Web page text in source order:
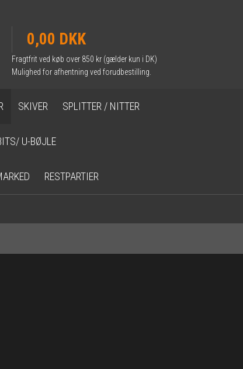
0,00 DKK
Fragtfrit ved køb over 850 kr (gælder kun i DK)
Mulighed for afhentning ved forudbestilling.
SKIVER SPLITTER / NITTER
U-BØJLE
RESTPARTIER